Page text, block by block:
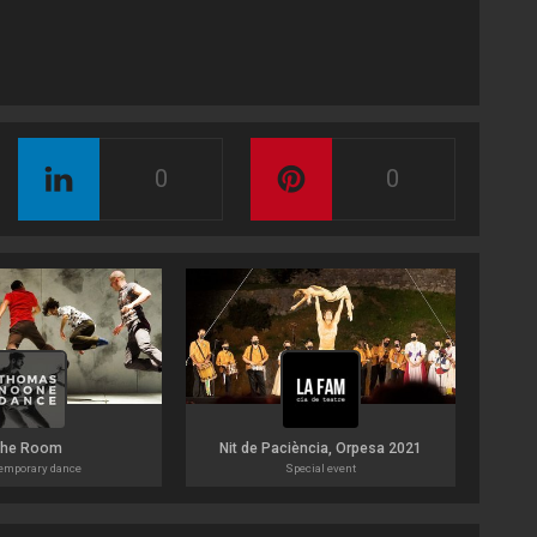
0 0
Room
dance
Nit de Paciència, Orpesa 2021
Special event